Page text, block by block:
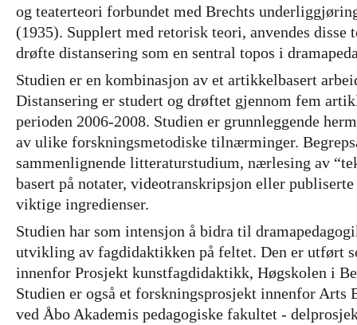
og teaterteori forbundet med Brechts
(1935). Supplert med retorisk teori, anvendes disse
drøfte distansering som en sentral topos i
Studien er en kombinasjon av et artikkelbasert
Distansering er studert og drøftet gjennom fem
perioden 2006-2008. Studien er grunnleggende
av ulike forskningsmetodiske tilnærminger.
sammenlignende litteraturstudium, nærlesing av
basert på notater, videotranskripsjon eller
viktige ingredienser.
Studien har som intensjon å bidra til
utvikling av fagdidaktikken på feltet. Den er utført
innenfor Prosjekt kunstfagdidaktikk, Høgskolen i
Studien er også et forskningsprosjekt innenfor Arts
ved Åbo Akademis pedagogiske fakultet -